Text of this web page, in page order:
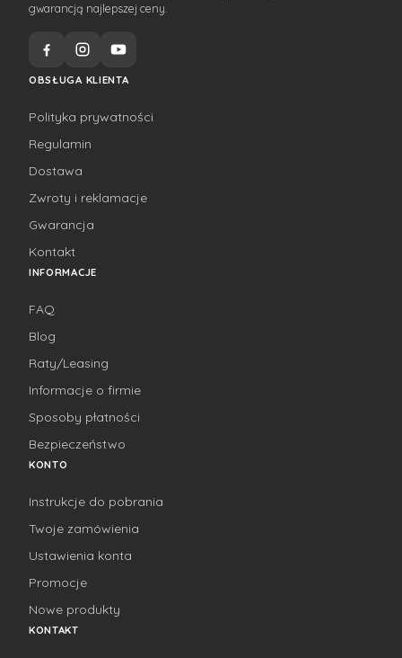
gwarancją najlepszej ceny.
OBSŁUGA KLIENTA
Polityka prywatności
Regulamin
Dostawa
Zwroty i reklamacje
Gwarancja
Kontakt
INFORMACJE
FAQ
Blog
Raty/Leasing
Informacje o firmie
Sposoby płatności
Bezpieczeństwo
KONTO
Instrukcje do pobrania
Twoje zamówienia
Ustawienia konta
Promocje
Nowe produkty
KONTAKT